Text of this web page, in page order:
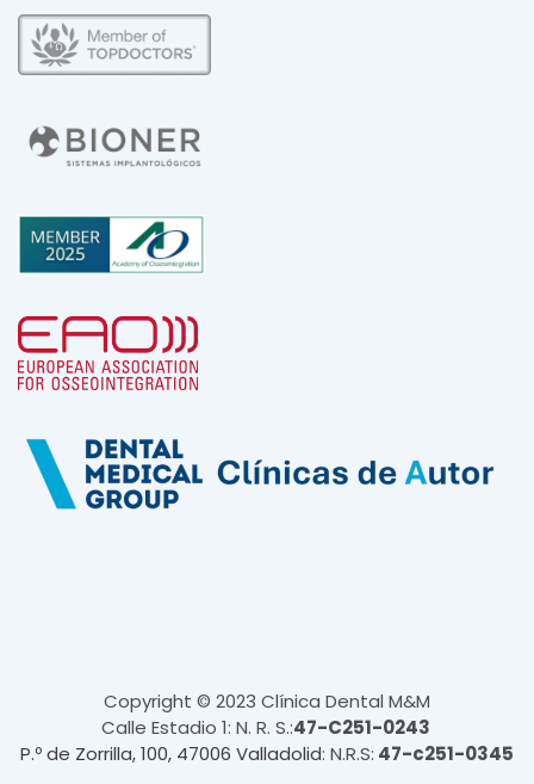
Copyright © 2023 Clínica Dental M&M
Calle Estadio 1: N. R. S.:47-C251-0243
P.º de Zorrilla, 100, 47006 Valladolid: N.R.S: 47-c251-0345